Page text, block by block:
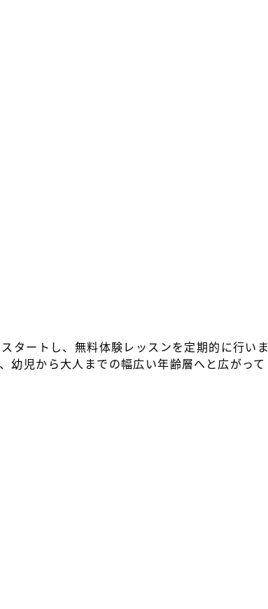
タートし、無料体験レッスンを定期的に行いま
幼児から大人までの幅広い年齢層へと広がって